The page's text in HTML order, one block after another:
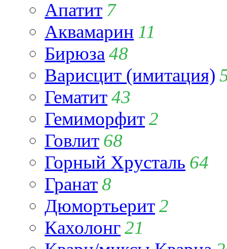
Апатит 7
Аквамарин 11
Бирюза 48
Варисцит (имитация)
Гематит43
Гемиморфит2
Говлит 68
Горный Хрусталь 64
Гранат8
Дюмортьерит2
Кахолонг21